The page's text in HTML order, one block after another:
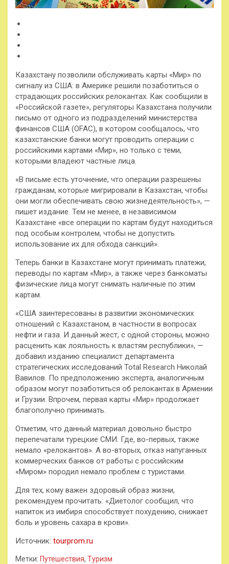
Казахстану позволили обслуживать карты «Мир» по
сигналу из США: в Америке решили позаботиться о
страдающих российских релокантах. Как сообщили в
«Российской газете», регуляторы Казахстана получили
письмо от одного из подразделений министерства
финансов США (OFAC), в котором сообщалось, что
казахстанские банки могут проводить операции с
российскими картами «Мир», но только с теми,
которыми владеют частные лица.
«В письме есть уточнение, что операции разрешены
гражданам, которые мигрировали в Казахстан, чтобы
они могли обеспечивать свою жизнедеятельность», —
пишет издание. Тем не менее, в независимом
Казахстане «все операции по картам будут находиться
под особым контролем, чтобы не допустить
использование их для обхода санкций».
Теперь банки в Казахстане могут принимать платежи,
переводы по картам «Мир», а также через банкоматы
физические лица могут снимать наличные по этим
картам.
«США заинтересованы в развитии экономических
отношений с Казахстаном, в частности в вопросах
нефти и газа. И данный жест, с одной стороны, можно
расценить как лояльность к властям республики», —
добавил изданию специалист департамента
стратегических исследований Total Research Николай
Вавилов. По предположению эксперта, аналогичным
образом могут позаботиться об релокантах в Армении
и Грузии. Впрочем, первая карты «Мир» продолжает
благополучно принимать.
Отметим, что данный материал довольно быстро
перепечатали турецкие СМИ. Где, во-первых, также
немало «релокантов». А во-вторых, отказ напуганных
коммерческих банков от работы с российским
«Миром» породил немало проблем с туристами.
Для тех, кому важен здоровый образ жизни,
рекомендуем прочитать: «Диетолог сообщил, что
напиток из имбиря способствует похудению, снижает
боль и уровень сахара в крови».
Источник: tourprom.ru
Метки: Путешествия, Туризм